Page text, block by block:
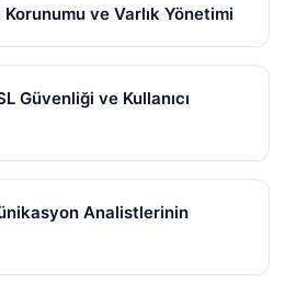
Korunumu ve Varlık Yönetimi
Güvenliği ve Kullanıcı
Analistlerinin